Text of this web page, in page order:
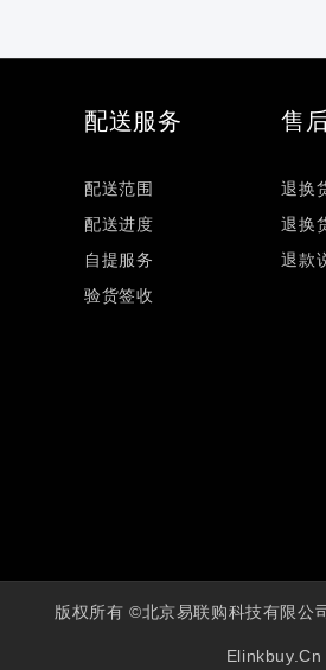
配送服务
配送范围
配送进度
自提服务
验货签收
售
退换
退换
退款
版权所有 ©北京易联购科技有限
Elinkbuy.cn